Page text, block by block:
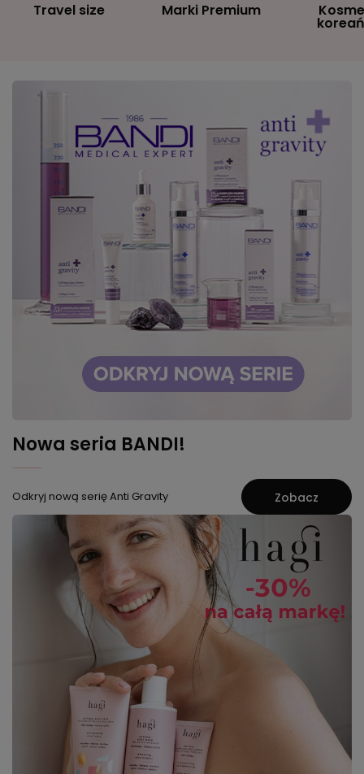
Travel size Marki Premium
Nowa seria BANDI!
Odkryj nową serię Anti Gravity Zobacz